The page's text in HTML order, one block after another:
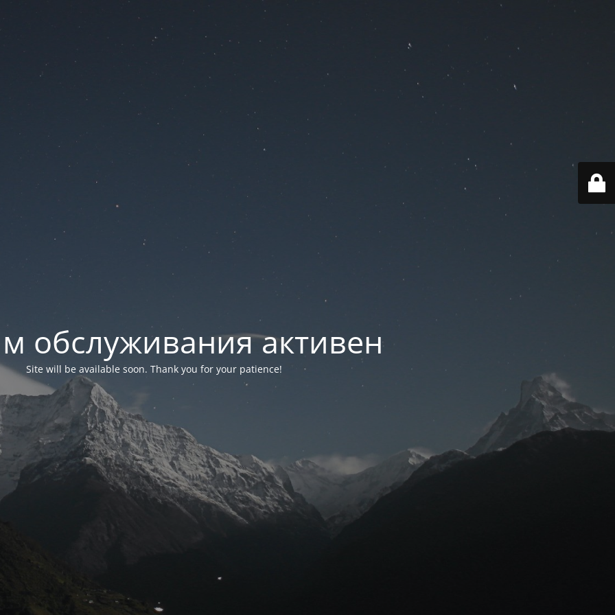
обслуживания активен
Site will be available soon. Thank you for your patience!